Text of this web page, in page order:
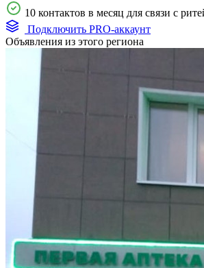
10 контактов в месяц для связи с
Подключить PRO-аккаунт
Объявления из этого региона